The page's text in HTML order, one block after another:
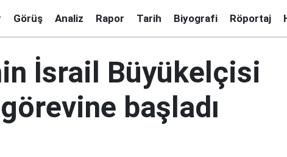
Görüş Analiz Rapor Tarih Biyografi Röportaj
İsrail Büyükelçisi
başladı